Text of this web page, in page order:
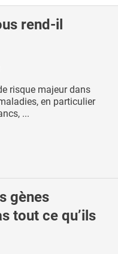
rend-il
risque majeur dans
en particulier
...
gènes
tout ce qu’ils